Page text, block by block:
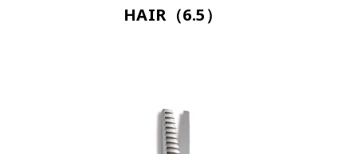
HAIR（6.5）